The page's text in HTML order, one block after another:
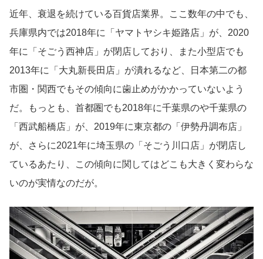
近年、衰退を続けている百貨店業界。ここ数年の中でも、
兵庫県内では2018年に「ヤマトヤシキ姫路店」が、2020
年に「そごう西神店」が閉店しており、また小型店でも
2013年に「大丸新長田店」が潰れるなど、日本第二の都
市圏・関西でもその傾向に歯止めがかかっていないよう
だ。もっとも、首都圏でも2018年に千葉県のや千葉県の
「西武船橋店」が、2019年に東京都の「伊勢丹調布店」
が、さらに2021年に埼玉県の「そごう川口店」が閉店し
ているあたり、この傾向に関してはどこも大きく変わらな
いのが実情なのだが。